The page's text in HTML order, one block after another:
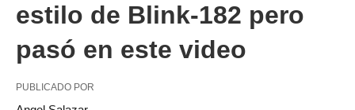
estilo de Blink-182 pero
pasó en este video
PUBLICADO POR